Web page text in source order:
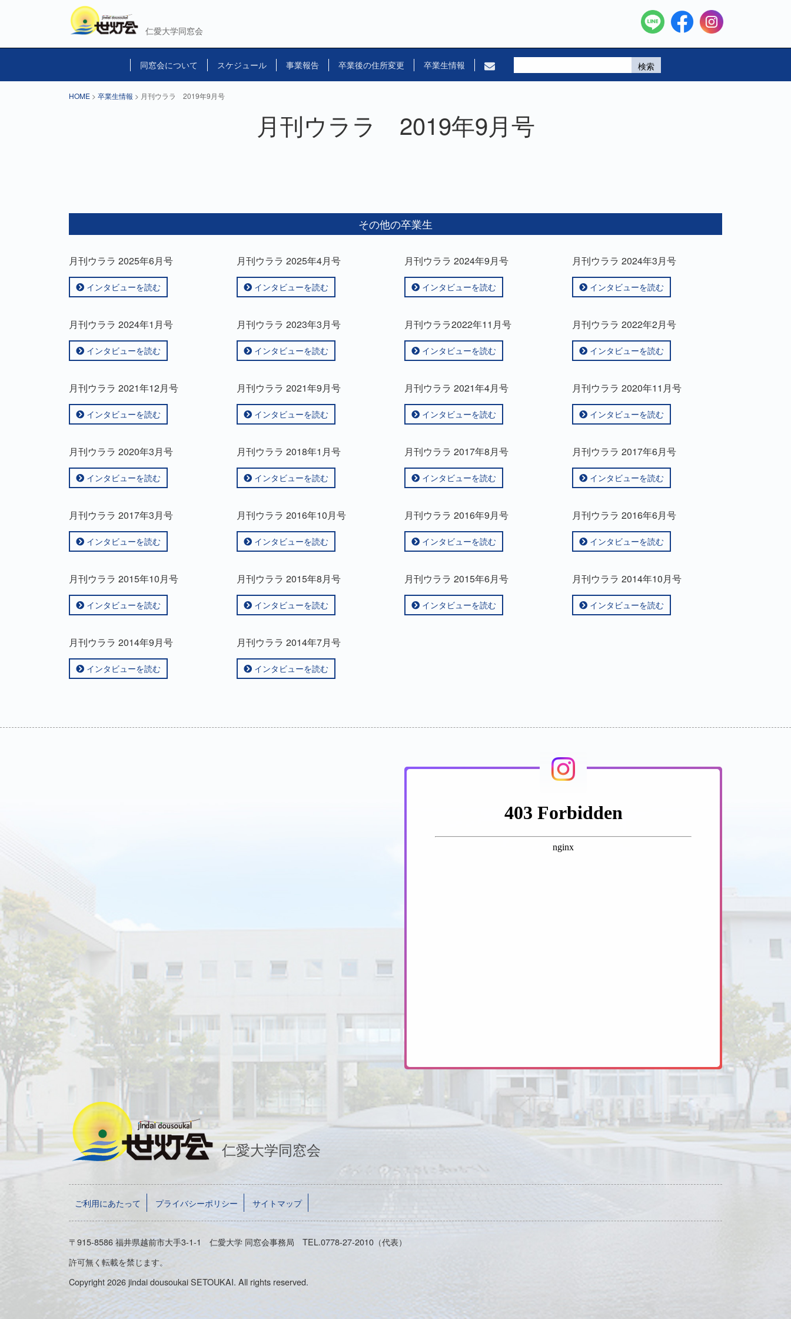
仁愛大学同窓会
同窓会について スケジュール 事業報告 卒業後の住所変更 卒業生情報 検索
HOME > 卒業生情報 > 月刊ウララ 2019年9月号
月刊ウララ 2019年9月号
その他の卒業生
月刊ウララ 2025年6月号
インタビューを読む
月刊ウララ 2025年4月号
インタビューを読む
月刊ウララ 2024年9月号
インタビューを読む
月刊ウララ 2024年3月号
インタビューを読む
月刊ウララ 2024年1月号
インタビューを読む
月刊ウララ 2023年3月号
インタビューを読む
月刊ウララ2022年11月号
インタビューを読む
月刊ウララ 2022年2月号
インタビューを読む
月刊ウララ 2021年12月号
インタビューを読む
月刊ウララ 2021年9月号
インタビューを読む
月刊ウララ 2021年4月号
インタビューを読む
月刊ウララ 2020年11月号
インタビューを読む
月刊ウララ 2020年3月号
インタビューを読む
月刊ウララ 2018年1月号
インタビューを読む
月刊ウララ 2017年8月号
インタビューを読む
月刊ウララ 2017年6月号
インタビューを読む
月刊ウララ 2017年3月号
インタビューを読む
月刊ウララ 2016年10月号
インタビューを読む
月刊ウララ 2016年9月号
インタビューを読む
月刊ウララ 2016年6月号
インタビューを読む
月刊ウララ 2015年10月号
インタビューを読む
月刊ウララ 2015年8月号
インタビューを読む
月刊ウララ 2015年6月号
インタビューを読む
月刊ウララ 2014年10月号
インタビューを読む
月刊ウララ 2014年9月号
インタビューを読む
月刊ウララ 2014年7月号
インタビューを読む
仁愛大学同窓会
ご利用にあたって プライバシーポリシー サイトマップ
〒915-8586 福井県越前市大手3-1-1 仁愛大学 同窓会事務局 TEL.0778-27-2010（代表）
許可無く転載を禁じます。
Copyright 2026 jindai dousoukai SETOUKAI. All rights reserved.